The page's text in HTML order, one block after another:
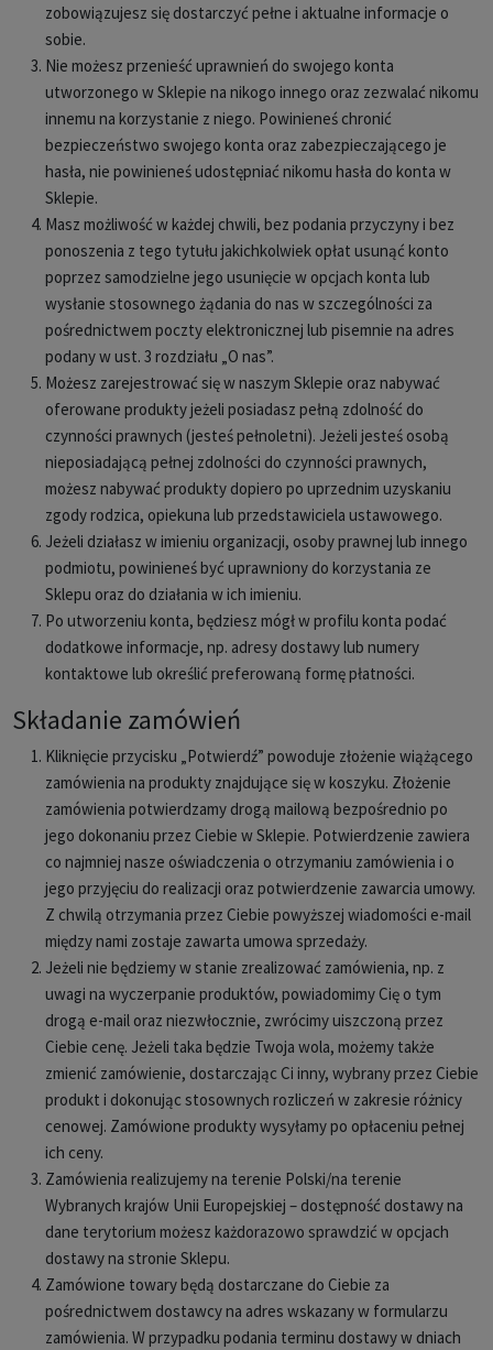
zobowiązujesz się dostarczyć pełne i aktualne informacje o
sobie.
Nie możesz przenieść uprawnień do swojego konta
utworzonego w Sklepie na nikogo innego oraz zezwalać nikomu
innemu na korzystanie z niego. Powinieneś chronić
bezpieczeństwo swojego konta oraz zabezpieczającego je
hasła, nie powinieneś udostępniać nikomu hasła do konta w
Sklepie.
Masz możliwość w każdej chwili, bez podania przyczyny i bez
ponoszenia z tego tytułu jakichkolwiek opłat usunąć konto
poprzez samodzielne jego usunięcie w opcjach konta lub
wysłanie stosownego żądania do nas w szczególności za
pośrednictwem poczty elektronicznej lub pisemnie na adres
podany w ust. 3 rozdziału „O nas”.
Możesz zarejestrować się w naszym Sklepie oraz nabywać
oferowane produkty jeżeli posiadasz pełną zdolność do
czynności prawnych (jesteś pełnoletni). Jeżeli jesteś osobą
nieposiadającą pełnej zdolności do czynności prawnych,
możesz nabywać produkty dopiero po uprzednim uzyskaniu
zgody rodzica, opiekuna lub przedstawiciela ustawowego.
Jeżeli działasz w imieniu organizacji, osoby prawnej lub innego
podmiotu, powinieneś być uprawniony do korzystania ze
Sklepu oraz do działania w ich imieniu.
Po utworzeniu konta, będziesz mógł w profilu konta podać
dodatkowe informacje, np. adresy dostawy lub numery
kontaktowe lub określić preferowaną formę płatności.
Składanie zamówień
Kliknięcie przycisku „Potwierdź” powoduje złożenie wiążącego
zamówienia na produkty znajdujące się w koszyku. Złożenie
zamówienia potwierdzamy drogą mailową bezpośrednio po
jego dokonaniu przez Ciebie w Sklepie. Potwierdzenie zawiera
co najmniej nasze oświadczenia o otrzymaniu zamówienia i o
jego przyjęciu do realizacji oraz potwierdzenie zawarcia umowy.
Z chwilą otrzymania przez Ciebie powyższej wiadomości e-mail
między nami zostaje zawarta umowa sprzedaży.
Jeżeli nie będziemy w stanie zrealizować zamówienia, np. z
uwagi na wyczerpanie produktów, powiadomimy Cię o tym
drogą e-mail oraz niezwłocznie, zwrócimy uiszczoną przez
Ciebie cenę. Jeżeli taka będzie Twoja wola, możemy także
zmienić zamówienie, dostarczając Ci inny, wybrany przez Ciebie
produkt i dokonując stosownych rozliczeń w zakresie różnicy
cenowej. Zamówione produkty wysyłamy po opłaceniu pełnej
ich ceny.
Zamówienia realizujemy na terenie Polski/na terenie
Wybranych krajów Unii Europejskiej – dostępność dostawy na
dane terytorium możesz każdorazowo sprawdzić w opcjach
dostawy na stronie Sklepu.
Zamówione towary będą dostarczane do Ciebie za
pośrednictwem dostawcy na adres wskazany w formularzu
zamówienia. W przypadku podania terminu dostawy w dniach